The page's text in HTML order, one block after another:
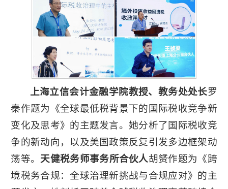
上海立信会计金融学院教授、教务处处长罗
秦作题为《全球最低税背景下的国际税收竞争新
变化及思考》的主题发言。她分析了国际税收竞
争的新动向，以及美国政策反复引发多边框架动
荡等。 天健税务师事务所合伙人胡赟作题为《跨
境税务合规：全球治理新挑战与合规应对》的主